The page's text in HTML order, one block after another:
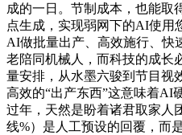
成的一日。节制成本，也能取
点生成，实现弱网下的AI使用
AI做批量出产、高效施行、快
老陪同机械人，而科技的成长
量安排，从水墨六骏到节目视
高效的“出产东西”这意味着AI
过年，天然是盼着诸君取家人
线%）是人工预设的回覆，而